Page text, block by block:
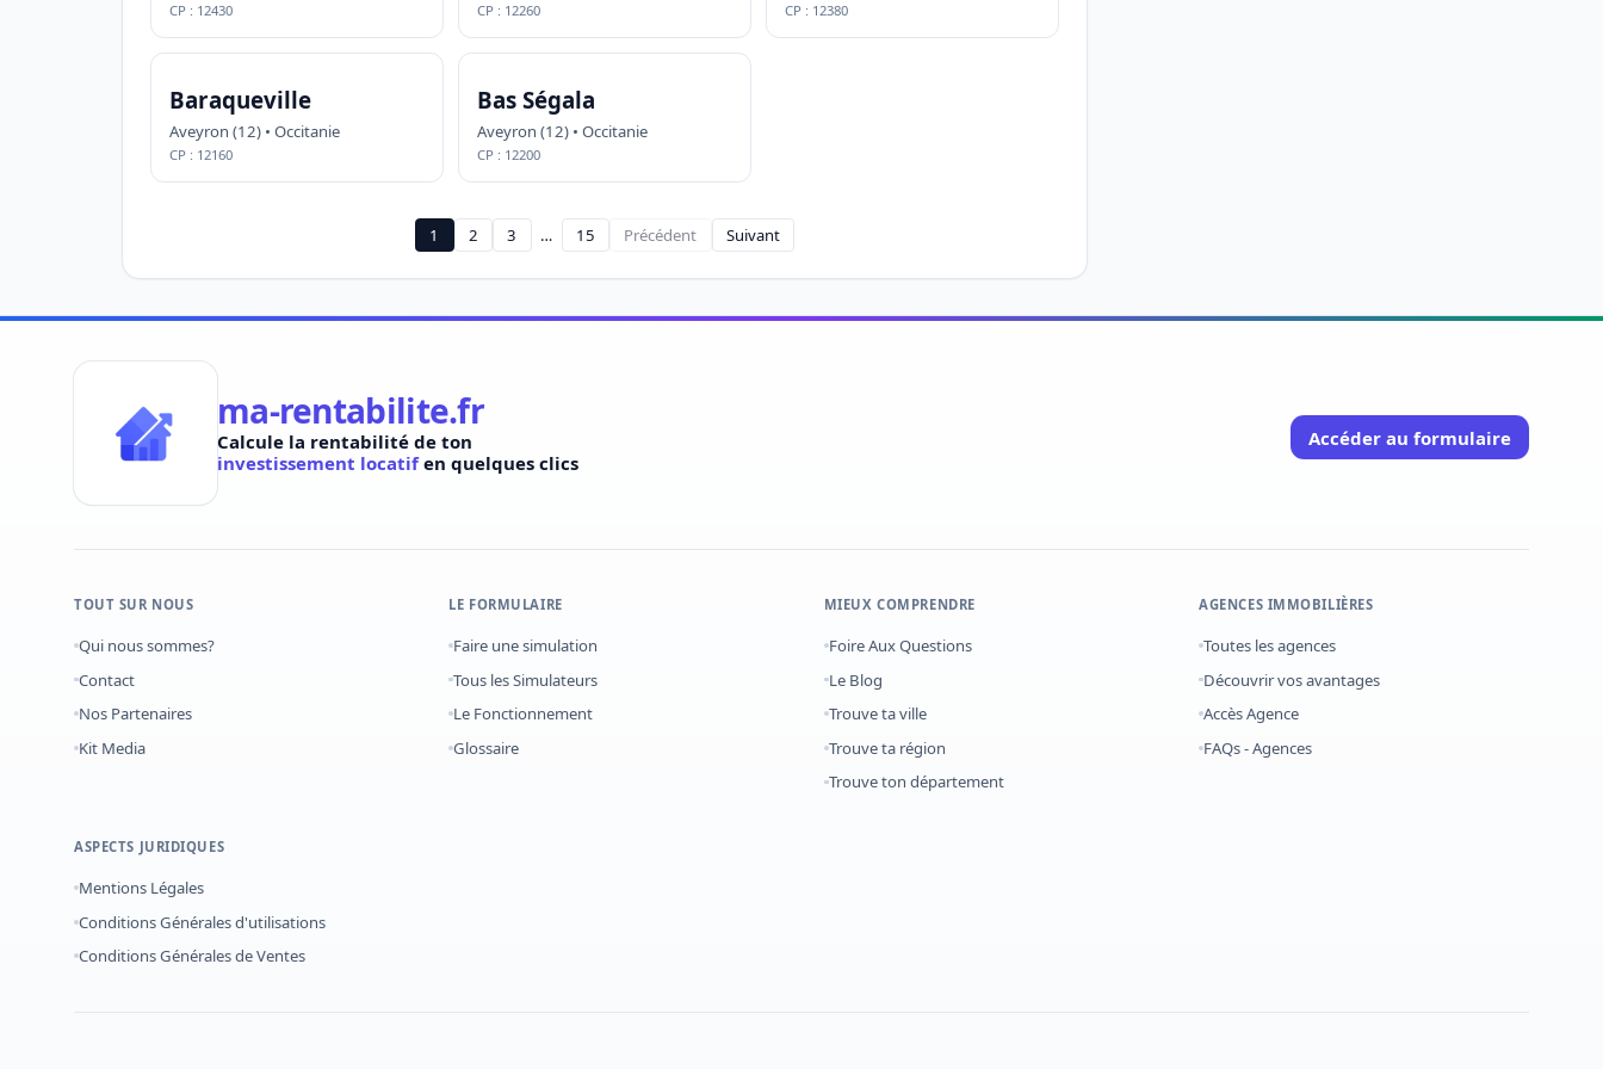
CP : 12430 CP : 12260 CP : 12380
Baraqueville
Aveyron (12) • Occitanie
CP : 12160
Bas Ségala
Aveyron (12) • Occitanie
CP : 12200
Précédent Suivant
1 2 3 … 15
ma-rentabilite.fr
Calcule la rentabilité de ton
investissement locatifen quelques clics
Accéder au formulaire
TOUT SUR NOUS
Qui nous sommes?
Contact
Nos Partenaires
Kit Media
LE FORMULAIRE
Faire une simulation
Tous les Simulateurs
Le Fonctionnement
Glossaire
MIEUX COMPRENDRE
Foire Aux Questions
Le Blog
Trouve ta ville
Trouve ta région
Trouve ton département
AGENCES IMMOBILIÈRES
Toutes les agences
Découvrir vos avantages
Accès Agence
FAQs - Agences
ASPECTS JURIDIQUES
Mentions Légales
Conditions Générales d'utilisations
Conditions Générales de Ventes